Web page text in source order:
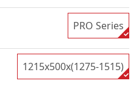
PRO Series
1215x500x(1275-1515)